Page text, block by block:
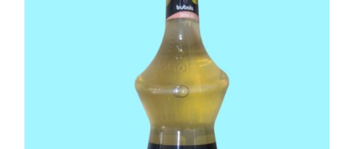
AÑADIR AL CARRITO DETAILS